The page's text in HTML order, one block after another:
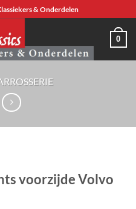
& Onderdelen
0
voorzijde Volvo